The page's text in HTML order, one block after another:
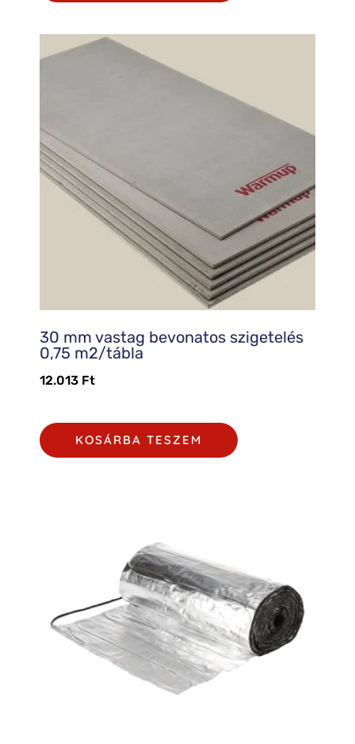
30 mm vastag bevonatos szigetelés
0,75 m2/tábla
12.013 Ft
KOSÁRBA TESZEM